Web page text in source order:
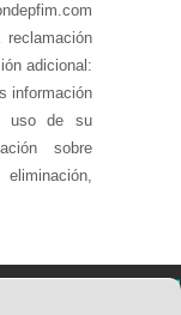
adicional:
información
uso de su
sobre